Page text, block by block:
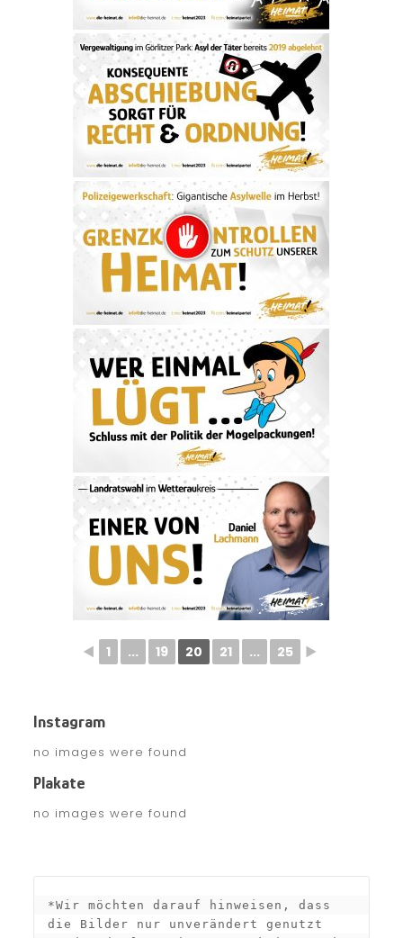
◄ 1 ... 19 20 21 ... 25 ►
Instagram
no images were found
Plakate
no images were found
*Wir möchten darauf hinweisen, dass
die Bilder nur unverändert genutzt